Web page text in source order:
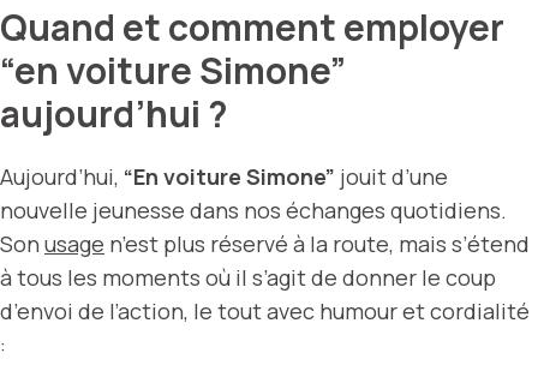
Quand et comment employer
“en voiture Simone”
aujourd’hui ?
Aujourd’hui, “En voiture Simone” jouit d’une
nouvelle jeunesse dans nos échanges quotidiens.
Son usage n’est plus réservé à la route, mais s’étend
à tous les moments où il s’agit de donner le coup
d’envoi de l’action, le tout avec humour et cordialité
: